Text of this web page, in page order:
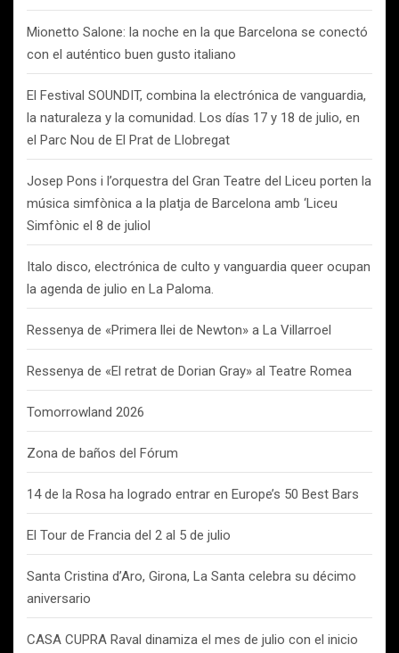
Mionetto Salone: la noche en la que Barcelona se conectó
con el auténtico buen gusto italiano
El Festival SOUNDIT, combina la electrónica de vanguardia,
la naturaleza y la comunidad. Los días 17 y 18 de julio, en
el Parc Nou de El Prat de Llobregat
Josep Pons i l’orquestra del Gran Teatre del Liceu porten la
música simfònica a la platja de Barcelona amb ‘Liceu
Simfònic el 8 de juliol
Italo disco, electrónica de culto y vanguardia queer ocupan
la agenda de julio en La Paloma.
Ressenya de «Primera llei de Newton» a La Villarroel
Ressenya de «El retrat de Dorian Gray» al Teatre Romea
Tomorrowland 2026
Zona de baños del Fórum
14 de la Rosa ha logrado entrar en Europe’s 50 Best Bars
El Tour de Francia del 2 al 5 de julio
Santa Cristina d’Aro, Girona, La Santa celebra su décimo
aniversario
CASA CUPRA Raval dinamiza el mes de julio con el inicio